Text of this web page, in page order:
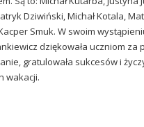
Dziwiński, Michał Kotala,
Smuk. W swoim
dziękowała uczniom za
gratulowała sukcesów i
wakacji.